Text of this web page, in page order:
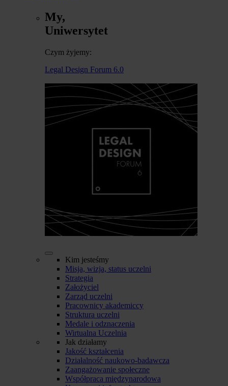
My,
Uniwersytet
Czym żyjemy:
Legal Design Forum 6.0
Kim jesteśmy
Misja, wizja, status uczelni
Strategia
Założyciel
Zarząd uczelni
Pracownicy akademiccy
Struktura uczelni
Medale i odznaczenia
Wirtualna Uczelnia
Jak działamy
Jakość kształcenia
Działalność naukowo-badawcza
Zaangażowanie społeczne
Współpraca międzynarodowa